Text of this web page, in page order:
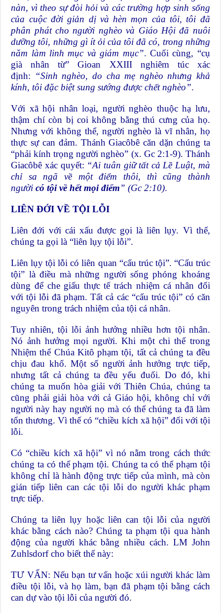
nàn, vì theo sự đòi hỏi và các trường hợp sinh sống
của cuộc đời giản dị và hèn mọn của tôi, tôi đã
phân phát cho người nghèo và Giáo Hội đã nuôi
dưỡng tôi, những gì ít ỏi của tôi đã có, trong những
năm làm linh mục và giám mục”. Cuối cùng, “cụ
già nhân từ” Gioan XXIII nghiêm túc xác
định: “Sinh nghèo, do cha mẹ nghèo nhưng khả
kính, tôi đặc biệt sung sướng được chết nghèo”.
Với xã hội nhân loại, người nghèo thuộc hạ lưu,
thậm chí còn bị coi không bằng thú cưng của họ.
Nhưng với không thể, người nghèo là vĩ nhân, họ
thực sự can đảm. Thánh Giacôbê căn dặn chúng ta
“phải kính trọng người nghèo” (x. Gc 2:1-9). Thánh
Giacôbê xác quyết: “Ai tuân giữ tất cả Lề Luật, mà
chỉ sa ngã về một điểm thôi, thì cũng thành
ngườicó tội về hết mọi điểm” (Gc 2:10).
LIÊN ĐỚI VỀ TỘI LỖI
Liên đới với cái xấu được gọi là liên lụy. Vì thế,
chúng ta gọi là “liên lụy tội lỗi”.
Liên lụy tội lỗi có liên quan “cấu trúc tội”. “Cấu trúc
tội” là điều mà những người sống phóng khoáng
dùng để che giấu thực tế trách nhiệm cá nhân đối
với tội lỗi đã phạm. Tất cả các “cấu trúc tội” có căn
nguyên trong trách nhiệm của tội cá nhân.
Tuy nhiên, tội lỗi ảnh hưởng nhiều hơn tội nhân.
Nó ảnh hưởng mọi người. Khi một chi thể trong
Nhiệm thể Chúa Kitô phạm tội, tất cả chúng ta đều
chịu đau khổ. Một số người ảnh hưởng trực tiếp,
nhưng tất cả chúng ta đều yếu đuối. Do đó, khi
chúng ta muốn hòa giải với Thiên Chúa, chúng ta
cũng phải giải hòa với cả Giáo hội, không chỉ với
người này hay người nọ mà có thể chúng ta đã làm
tổn thương. Vì thế có “chiều kích xã hội” đối với tội
lỗi.
Có “chiều kích xã hội” vì nó nằm trong cách thức
chúng ta có thể phạm tội. Chúng ta có thể phạm tội
không chỉ là hành động trực tiếp của mình, mà còn
gián tiếp liên can các tội lỗi do người khác phạm
trực tiếp.
Chúng ta liên lụy hoặc liên can tội lỗi của người
khác bằng cách nào? Chúng ta phạm tội qua hành
động của người khác bằng nhiều cách. LM John
Zuhlsdorf cho biết thế này:
TƯ VẤN: Nếu bạn tư vấn hoặc xúi người khác làm
điều tội lỗi, và họ làm, bạn đã phạm tội bằng cách
can dự vào tội lỗi của người đó.